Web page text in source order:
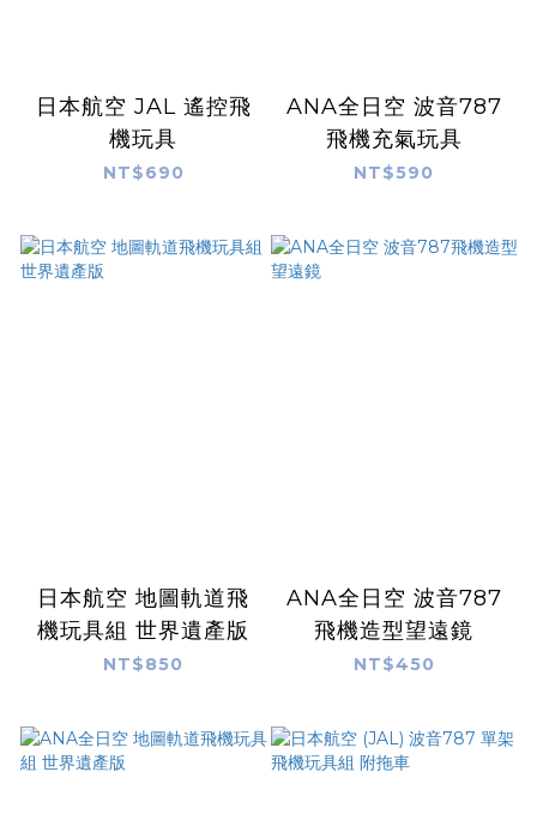
日本航空 JAL 遙控飛
機玩具
NT$690
ANA全日空 波音787
飛機充氣玩具
NT$590
日本航空 地圖軌道飛
機玩具組 世界遺產版
NT$850
ANA全日空 波音787
飛機造型望遠鏡
NT$450